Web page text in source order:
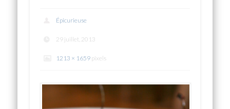
Épicurieuse
29 juillet, 2013
1213 × 1659 pixels